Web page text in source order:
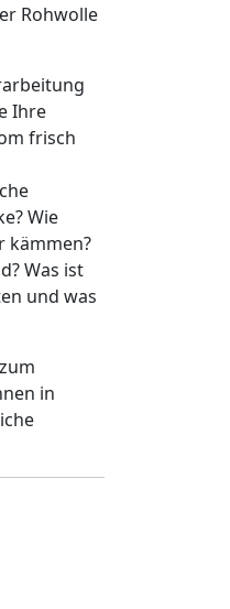
Rohwolle
Ihre
frisch
Wie
kämmen?
Was ist
und was
in